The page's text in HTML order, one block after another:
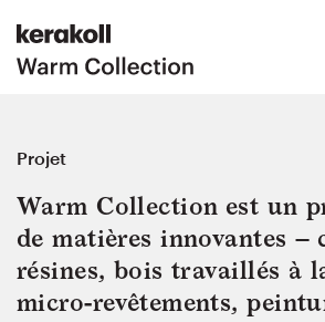
Projet
Warm Collection est un
de matières innovantes –
résines, bois travaillés à
micro-revêtements,